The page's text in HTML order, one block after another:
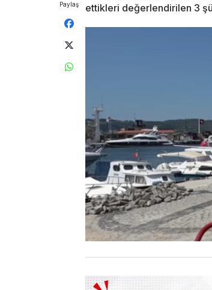
Paylaş
ettikleri değerlendirilen 3